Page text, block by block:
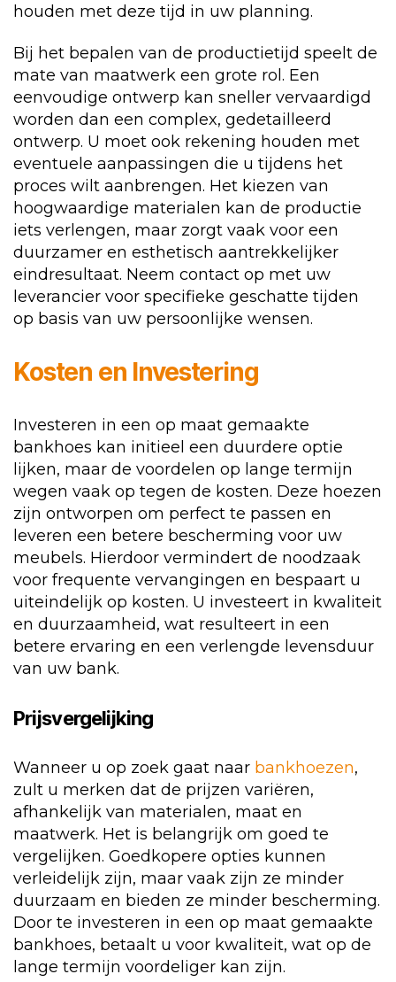
houden met deze tijd in uw planning.
Bij het bepalen van de productietijd speelt de
mate van maatwerk een grote rol. Een
eenvoudige ontwerp kan sneller vervaardigd
worden dan een complex, gedetailleerd
ontwerp. U moet ook rekening houden met
eventuele aanpassingen die u tijdens het
proces wilt aanbrengen. Het kiezen van
hoogwaardige materialen kan de productie
iets verlengen, maar zorgt vaak voor een
duurzamer en esthetisch aantrekkelijker
eindresultaat. Neem contact op met uw
leverancier voor specifieke geschatte tijden
op basis van uw persoonlijke wensen.
Kosten en Investering
Investeren in een op maat gemaakte
bankhoes kan initieel een duurdere optie
lijken, maar de voordelen op lange termijn
wegen vaak op tegen de kosten. Deze hoezen
zijn ontworpen om perfect te passen en
leveren een betere bescherming voor uw
meubels. Hierdoor vermindert de noodzaak
voor frequente vervangingen en bespaart u
uiteindelijk op kosten. U investeert in kwaliteit
en duurzaamheid, wat resulteert in een
betere ervaring en een verlengde levensduur
van uw bank.
Prijsvergelijking
Wanneer u op zoek gaat naar bankhoezen,
zult u merken dat de prijzen variëren,
afhankelijk van materialen, maat en
maatwerk. Het is belangrijk om goed te
vergelijken. Goedkopere opties kunnen
verleidelijk zijn, maar vaak zijn ze minder
duurzaam en bieden ze minder bescherming.
Door te investeren in een op maat gemaakte
bankhoes, betaalt u voor kwaliteit, wat op de
lange termijn voordeliger kan zijn.